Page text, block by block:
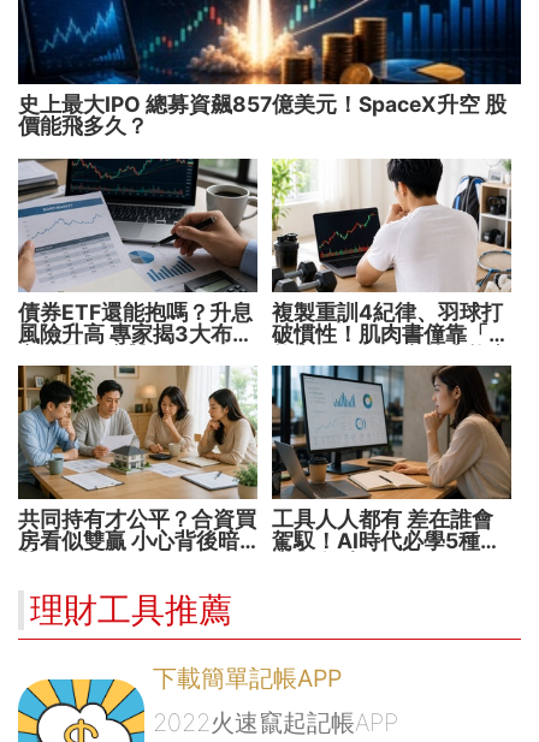
史上最大IPO 總募資飆857億美元！SpaceX升空 股
價能飛多久？
債券ETF還能抱嗎？升息
風險升高 專家揭3大布局
複製重訓4紀律、羽球打
破慣性！肌肉書僮靠「動
共同持有才公平？合資買
房看似雙贏 小心背後暗
工具人人都有 差在誰會
駕馭！AI時代必學5種能
理財工具推薦
下載簡單記帳APP
2022火速竄起記帳APP